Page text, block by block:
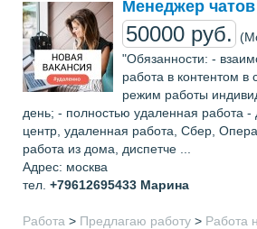
Менеджер чатов
50000 руб.
"Обязанности: -
работа в контентом в
режим работы
день; - полностью удаленная работа
центр, удаленная работа, Сбер,
работа из дома, диспетче ...
Адрес: москва
тел. +79612695433 Марина
Работа > Предлагаю работу > Работа